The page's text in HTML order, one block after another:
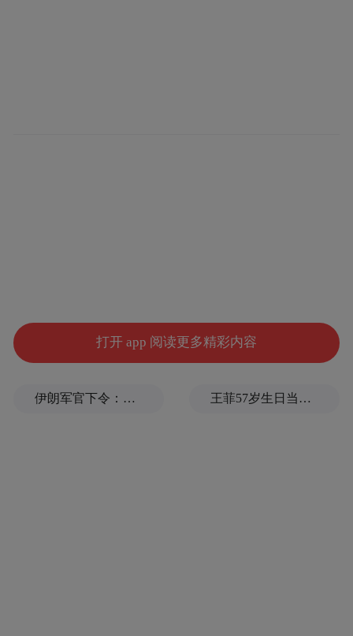
剧情点评：该剧是一部以感官刺激为卖点的
升了质感。除了男女主角在线的颜值和身手
打开 app 阅读更多精彩内容
伊朗军官下令：如果美军踏上我国领土，就砍掉他们脚！ 王菲57岁生日当天，谢霆锋隔空说3次生日快乐